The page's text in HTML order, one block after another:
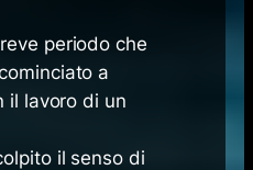
periodo che
a
il lavoro di un
il senso di